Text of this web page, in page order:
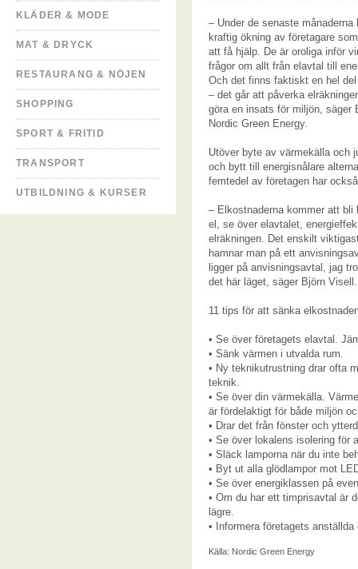
KLÄDER & MODE
MAT & DRYCK
RESTAURANG & NÖJEN
SHOPPING
SPORT & FRITID
TRANSPORT
UTBILDNING & KURSER
– Under de senaste månaderna
kraftig ökning av företagare
att få hjälp. De är oroliga inför
frågor om allt från elavtal till
Och det finns faktiskt en hel
– det går att påverka
göra en insats för miljön, säger
Nordic Green Energy.
Utöver byte av värmekälla och
och bytt till energisnålare
femtedel av företagen har
– Elkostnaderna kommer att
el, se över elavtalet,
elräkningen. Det enskilt
hamnar man på ett
ligger på anvisningsavtal, jag
det här läget, säger Björn Visell.
11 tips för att sänka
• Se över företagets elavtal.
• Sänk värmen i utvalda rum.
• Ny teknikutrustning drar ofta
teknik.
• Se över din värmekälla.
är fördelaktigt för både miljön
• Drar det från fönster och
• Se över lokalens isolering för
• Släck lamporna när du inte
• Byt ut alla glödlampor mot
• Se över energiklassen på
• Om du har ett timprisavtal är
lägre.
• Informera företagets anställda
Källa: Nordic Green Energy